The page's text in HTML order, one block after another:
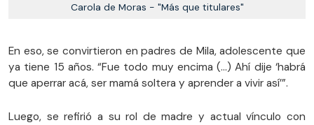
Carola de Moras - "Más que titulares"
En eso, se convirtieron en padres de Mila, adolescente que
ya tiene 15 años. “Fue todo muy encima (...) Ahí dije ‘habrá
que aperrar acá, ser mamá soltera y aprender a vivir así’”.
Luego, se refirió a su rol de madre y actual vínculo con